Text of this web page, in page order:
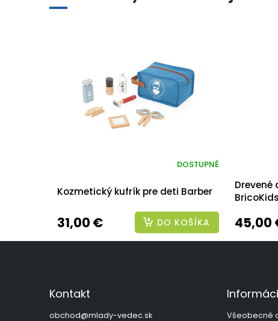
Kozmetický kufrík pre deti Barber
DOSTUPNÉ
31,00 € DO KOŠÍKA
BricoKids
45,00
Kontakt
obchod@mlady-vedec.sk
Všeobecné